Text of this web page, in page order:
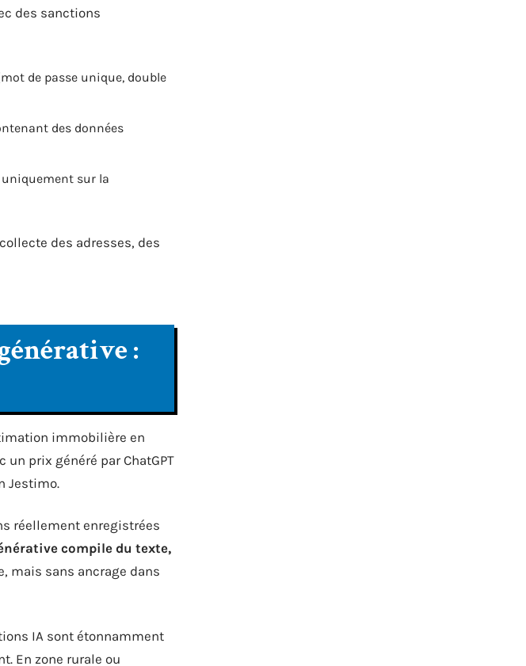
des sanctions
de passe unique, double
des données
uniquement sur la
des adresses, des
:
immobilière en
prix généré par ChatGPT
Jestimo.
réellement enregistrées
compile du texte,
mais sans ancrage dans
IA sont étonnamment
En zone rurale ou